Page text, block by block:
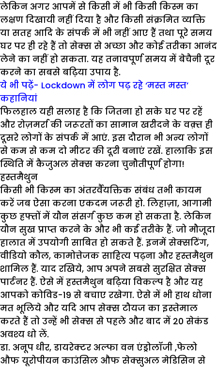
लेकिन अगर आपमें से किसी में भी किसी किस्म का
लक्षण दिखायी नहीं दिया है और किसी संक्रमित व्यक्ति
या सतह आदि के संपर्क में भी नहीं आए हैं तथा पूरे समय
घर पर ही रहे हैं तो सेक्स से अच्छा और कोई तरीका आनंद
लेने का नहीं हो सकता. यह तनावपूर्ण समय में बेचैनी दूर
करने का सबसे बढ़िया उपाय है.
ये भी पढ़ें- Lockdown में लोग पढ़ रहे ‘मस्त मस्त’
कहानियां
फिलहाल यही सलाह है कि जितना हो सके घर पर रहें
और रोज़मर्रा की जरूरतों का सामान खरीदने के वक़्त ही
दूसरे लोगों के संपर्क में आएं. इस दौरान भी अन्य लोगों
से कम से कम दो मीटर की दूरी बनाएं रखें. हालाकि इस
स्थिति में कैजुअल सेक्स करना चुनौतीपूर्ण होगा!
हस्तमैथुन
किसी भी किस्म का अंतरर्वैयक्तिक संबंध तभी कायम
करें जब ऐसा करना एकदम जरूरी हो. लिहाज़ा, आगामी
कुछ हफ्तों में यौन संसर्ग कुछ कम हो सकता है. लेकिन
यौन सुख प्राप्त करने के और भी कई तरीके हैं. जो मौजूदा
हालात में उपयोगी साबित हो सकते हैं. इनमें सेक्सटिंग,
वीडियो कौल, कामोत्तेजक साहित्य पढ़ना और हस्तमैथुन
शामिल हैं. याद रखिये, आप अपने सबसे सुरक्षित सेक्स
पार्टनर हैं. ऐसे में हस्तमैथुन बढ़िया विकल्प है और यह
आपको कोविड-19 से बचाए रखेगा. ऐसे में भी हाथ धोना
मत भूलिये और यदि आप सेक्स टौयज का इस्तेमाल
करते हैं तो उन्हें भी सेक्स से पहले और बाद में 20 सेकंड
अवश्य धो लें.
डा. अनूप धीर, डायरेक्टर अल्फा वन एंड्रोलॉजी ,फेलो
औफ यूरोपीयन काउंसिल औफ सेक्सुअल मेडिसिन से